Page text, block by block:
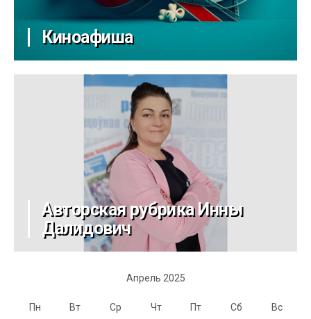
Киноафиша
Авторская рубрика Инны
Далидович
Апрель 2025
Пн Вт Ср Чт Пт Сб Вс